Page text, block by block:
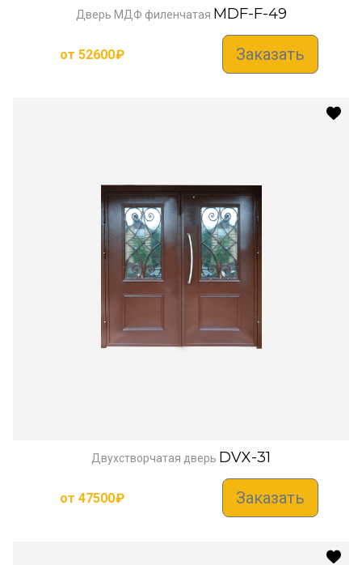
Дверь МДФ филенчатая MDF-F-49
от 52600₽ Заказать
Двухстворчатая дверь DVX-31
от 47500₽ Заказать